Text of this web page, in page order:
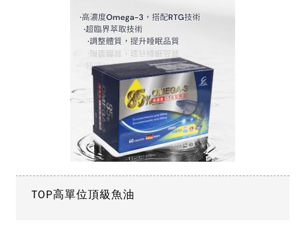
TOP高單位頂級魚油